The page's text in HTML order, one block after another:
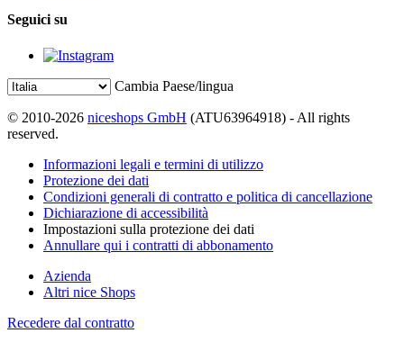
Seguici su
Cambia Paese/lingua
© 2010-2026 niceshops GmbH (ATU63964918) - All rights
reserved.
Informazioni legali e termini di utilizzo
Protezione dei dati
Condizioni generali di contratto e politica di cancellazione
Dichiarazione di accessibilità
Impostazioni sulla protezione dei dati
Annullare qui i contratti di abbonamento
Azienda
Altri nice Shops
Recedere dal contratto